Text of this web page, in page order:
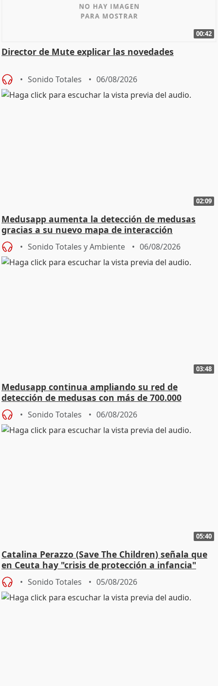
00:42
Director de Mute explicar las novedades
Sonido Totales 06/08/2026
02:09
Medusapp aumenta la detección de medusas
gracias a su nuevo mapa de interacción
colaborativo
Sonido Totales y Ambiente 06/08/2026
03:48
Medusapp continua ampliando su red de
detección de medusas con más de 700.000
descargas
Sonido Totales 06/08/2026
05:40
Catalina Perazzo (Save The Children) señala que
en Ceuta hay "crisis de protección a infancia"
Sonido Totales 05/08/2026